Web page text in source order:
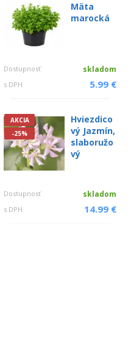
Mäta
marocká
Dostupnosť skladom
s DPH 5.99 €
AKCIA
-25%
Hviezdico
vý Jazmín,
slaboružo
vý
Dostupnosť skladom
s DPH 14.99 €